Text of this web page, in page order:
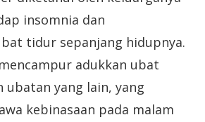
insomnia dan
tidur sepanjang hidupnya.
adukkan ubat
ubatan yang lain, yang
kebinasaan pada malam